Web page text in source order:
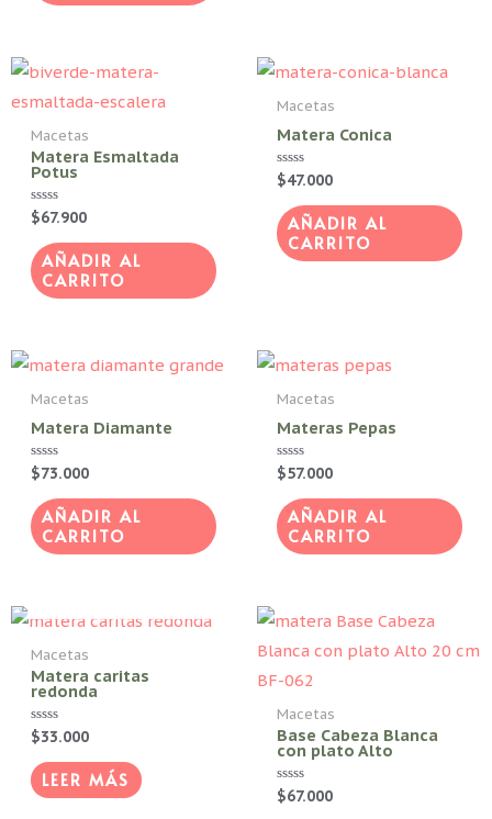
Macetas
Matera Esmaltada
Potus
Valorado
con
de
5
$67.900
AÑADIR AL
CARRITO
Macetas
Matera Conica
Valorado
con
de
5
$47.000
AÑADIR AL
CARRITO
Macetas
Matera Diamante
Valorado
con
de
5
$73.000
AÑADIR AL
CARRITO
Macetas
Materas Pepas
Valorado
con
de
5
$57.000
AÑADIR AL
CARRITO
Macetas
Matera caritas
redonda
Valorado
con
de
5
$33.000
LEER MÁS
Macetas
Base Cabeza Blanca
con plato Alto
Valorado
con
$67.000